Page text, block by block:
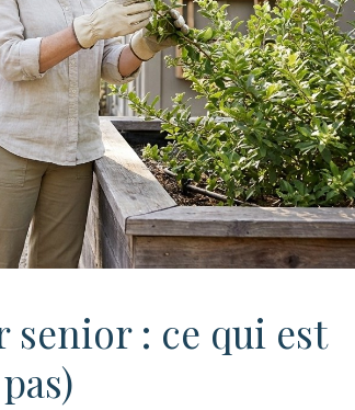
senior : ce qui est